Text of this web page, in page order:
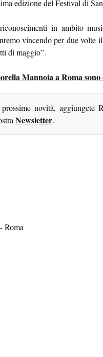
edizione del Festival di
in ambito
vincendo per due volte
di maggio”.
Mannoia a Roma
novità, aggiungete
Newsletter.
Roma